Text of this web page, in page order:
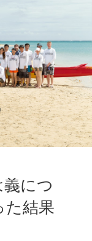
につ
結果